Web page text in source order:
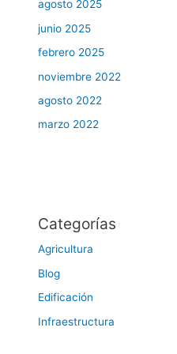
agosto 2025
junio 2025
febrero 2025
noviembre 2022
agosto 2022
marzo 2022
Categorías
Agricultura
Blog
Edificación
Infraestructura